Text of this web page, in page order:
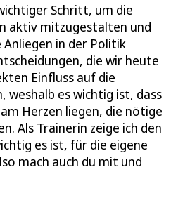
Schritt, um die
aktiv mitzugestalten und
Anliegen in der Politik
die wir heute
Einfluss auf die
weshalb es wichtig ist, dass
Herzen liegen, die nötige
Als Trainerin zeige ich den
es ist, für die eigene
mach auch du mit und